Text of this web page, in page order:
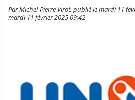
Par Michel-Pierre Virot, publié le mardi 11
mardi 11 février 2025 09:42